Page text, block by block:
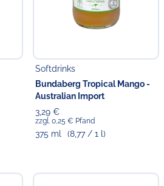
Softdrinks
Bundaberg Tropical Mango -
Australian Import
3,29 €
zzgl. 0,25 € Pfand
375 ml (8,77 / 1 l)